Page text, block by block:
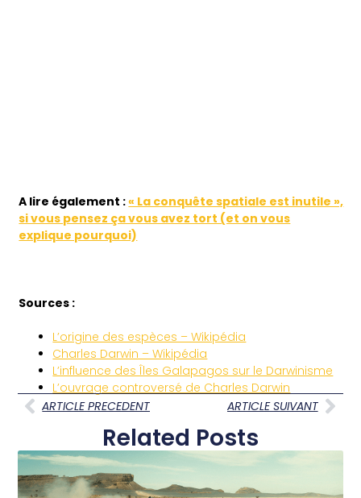
A lire également :« La conquête spatiale est inutile »,
si vous pensez ça vous avez tort (et on vous
explique pourquoi)
Sources :
L’origine des espèces – Wikipédia
Charles Darwin – Wikipédia
L’influence des Îles Galapagos sur le Darwinisme
L’ouvrage controversé de Charles Darwin
ARTICLE PRECEDENT
ARTICLE SUIVANT
Related Posts